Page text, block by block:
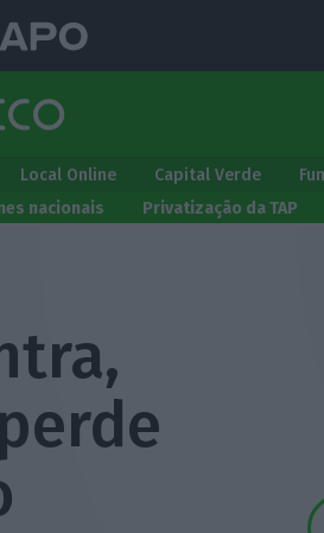
Local Online Capital Verde
nacionais Privatização da TAP